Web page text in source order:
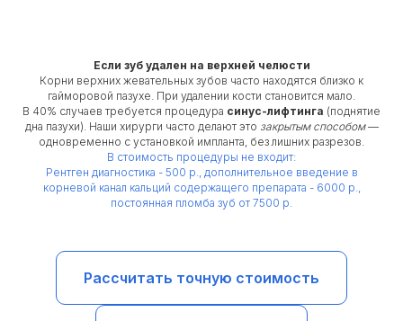
Если зуб удален на верхней челюсти
Корни верхних жевательных зубов часто находятся близко к
гайморовой пазухе. При удалении кости становится мало.
В 40% случаев требуется процедура синус-лифтинга (поднятие
дна пазухи). Наши хирурги часто делают это закрытым способом—
одновременно с установкой импланта, без лишних разрезов.
В стоимость процедуры не входит:
Рентген диагностика - 500 р., дополнительное введение в
корневой канал кальций содержащего препарата - 6000 р.,
постоянная пломба зуб от 7500 р.
Рассчитать точную стоимость